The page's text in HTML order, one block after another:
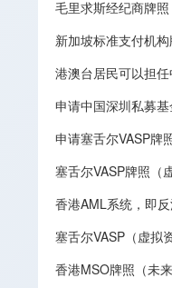
毛里求斯经纪商牌照
新加坡标准支付机
港澳台居民可以担
申请中国深圳私募
申请塞舌尔VASP牌
塞舌尔VASP牌照（
香港AML系统，即
塞舌尔VASP（虚拟
香港MSO牌照（未